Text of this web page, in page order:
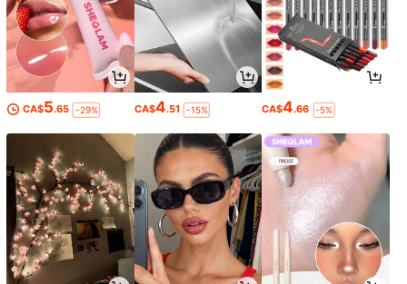
CA$5.65 -29% CA$4.51 -15% CA$4.66 -5%